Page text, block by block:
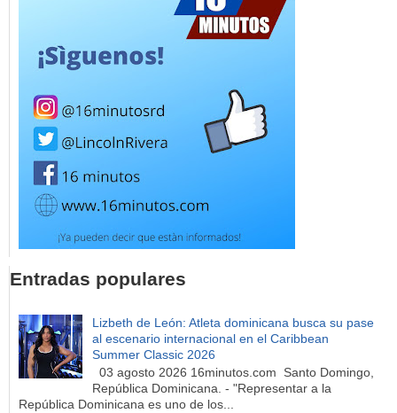
Entradas populares
Lizbeth de León: Atleta dominicana busca su pase
al escenario internacional en el Caribbean
Summer Classic 2026
03 agosto 2026 16minutos.com Santo Domingo,
República Dominicana. - "Representar a la
República Dominicana es uno de los...